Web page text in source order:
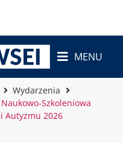
MENU
Wydarzenia
Szkoleniowa
Autyzmu 2026